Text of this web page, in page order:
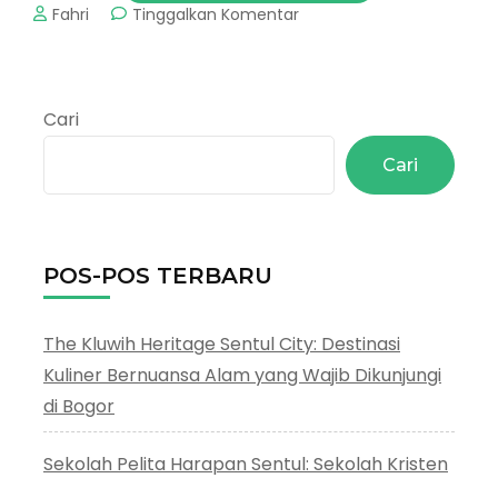
Fahri Tinggalkan Komentarpada
Cemilan
Praktis
Tinggal
Cari
Cari
POS-POS TERBARU
The Kluwih Heritage Sentul City: Destinasi
Kuliner Bernuansa Alam yang Wajib Dikunjungi
di Bogor
Sekolah Pelita Harapan Sentul: Sekolah Kristen